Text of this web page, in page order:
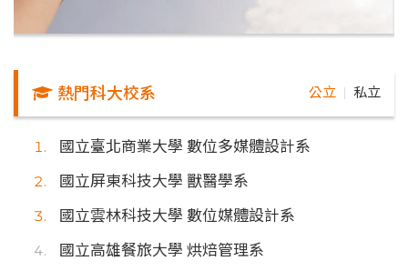
熱門科大校系 公立 私立
國立臺北商業大學 數位多媒體設計系
國立屏東科技大學 獸醫學系
國立雲林科技大學 數位媒體設計系
國立高雄餐旅大學 烘焙管理系